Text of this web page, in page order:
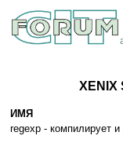
XENIX
ИМЯ
regexp - кoмпилиpyeт